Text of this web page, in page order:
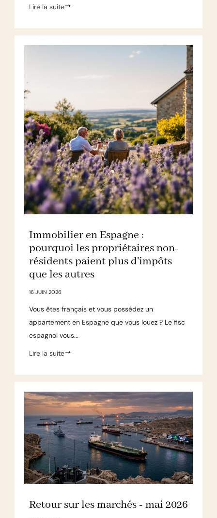
Lire la suite
Immobilier en Espagne :
pourquoi les propriétaires non-
résidents paient plus d'impôts
que les autres
16 JUIN 2026
Vous êtes français et vous possédez un
appartement en Espagne que vous louez ? Le fisc
espagnol vous...
Lire la suite
Retour sur les marchés - mai 2026